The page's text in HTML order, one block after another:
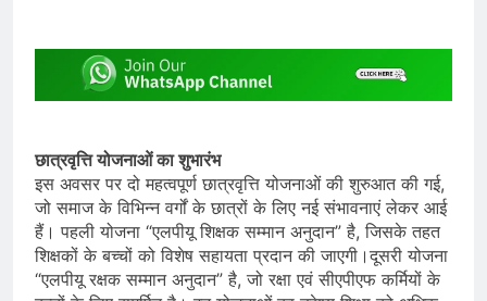
छात्रवृत्ति योजनाओं का शुभारंभ
इस अवसर पर दो महत्वपूर्ण छात्रवृत्ति योजनाओं की शुरुआत की गई,
जो समाज के विभिन्न वर्गों के छात्रों के लिए नई संभावनाएं लेकर आई
हैं। पहली योजना “एलपीयू शिक्षक सम्मान अनुदान” है, जिसके तहत
शिक्षकों के बच्चों को विशेष सहायता प्रदान की जाएगी।दूसरी योजना
“एलपीयू रक्षक सम्मान अनुदान” है, जो रक्षा एवं सीएपीएफ कर्मियों के